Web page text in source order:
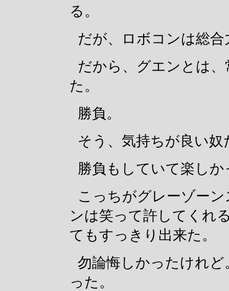
る。
だが、ロボコンは総
だから、グエンとは
た。
勝負。
そう、気持ちが良い奴
勝負もしていて楽しか
こっちがグレーゾー
ンは笑って許してくれ
てもすっきり出来た。
勿論悔しかったけれ
った。